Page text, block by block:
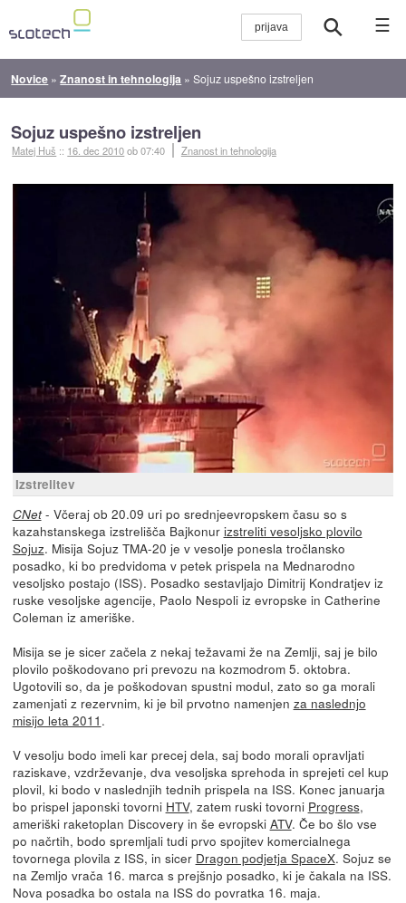
☰
Novice »Znanost in tehnologija »Sojuz uspešno izstreljen
Sojuz uspešno izstreljen
Matej Huš :: 16. dec 2010ob 07:40 Znanost in tehnologija
Izstrelitev
CNet- Včeraj ob 20.09 uri po srednjeevropskem času so s
kazahstanskega izstrelišča Bajkonur izstreliti vesoljsko plovilo
Sojuz. Misija Sojuz TMA-20 je v vesolje ponesla tročlansko
posadko, ki bo predvidoma v petek prispela na Mednarodno
vesoljsko postajo (ISS). Posadko sestavljajo Dimitrij Kondratjev iz
ruske vesoljske agencije, Paolo Nespoli iz evropske in Catherine
Coleman iz ameriške.
Misija se je sicer začela z nekaj težavami že na Zemlji, saj je bilo
plovilo poškodovano pri prevozu na kozmodrom 5. oktobra.
Ugotovili so, da je poškodovan spustni modul, zato so ga morali
zamenjati z rezervnim, ki je bil prvotno namenjen za naslednjo
misijo leta 2011 .
V vesolju bodo imeli kar precej dela, saj bodo morali opravljati
raziskave, vzdrževanje, dva vesoljska sprehoda in sprejeti cel kup
plovil, ki bodo v naslednjih tednih prispela na ISS. Konec januarja
bo prispel japonski tovorni HTV, zatem ruski tovorni Progress,
ameriški raketoplan Discovery in še evropski ATV. Če bo šlo vse
po načrtih, bodo spremljali tudi prvo spojitev komercialnega
tovornega plovila z ISS, in sicer Dragon podjetja SpaceX. Sojuz se
na Zemljo vrača 16. marca s prejšnjo posadko, ki je čakala na ISS.
Nova posadka bo ostala na ISS do povratka 16. maja.